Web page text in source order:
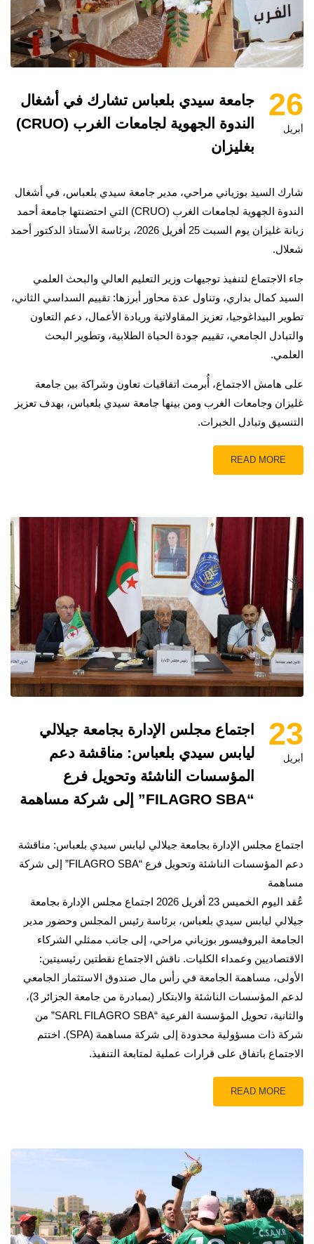
26
أبريل
جامعة سيدي بلعباس تشارك في أشغال
الندوة الجهوية لجامعات الغرب (CRUO)
بغليزان
شارك السيد بوزياني مراحي، مدير جامعة سيدي بلعباس، في أشغال
الندوة الجهوية لجامعات الغرب (CRUO) التي احتضنتها جامعة أحمد
زبانة غليزان يوم السبت 25 أفريل 2026، برئاسة الأستاذ الدكتور أحمد
شعلال.
جاء الاجتماع لتنفيذ توجيهات وزير التعليم العالي والبحث العلمي
السيد كمال بداري، وتناول عدة محاور أبرزها: تقييم السداسي الثاني،
تطوير البيداغوجيا، تعزيز المقاولاتية وريادة الأعمال، دعم التعاون
والتبادل الجامعي، تقييم جودة الحياة الطلابية، وتطوير البحث
العلمي.
على هامش الاجتماع، أُبرمت اتفاقيات تعاون وشراكة بين جامعة
غليزان وجامعات الغرب ومن بينها جامعة سيدي بلعباس، بهدف تعزيز
التنسيق وتبادل الخبرات.
READ MORE
23
أبريل
اجتماع مجلس الإدارة بجامعة جيلالي
ليابس سيدي بلعباس: مناقشة دعم
المؤسسات الناشئة وتحويل فرع
“FILAGRO SBA” إلى شركة مساهمة
اجتماع مجلس الإدارة بجامعة جيلالي ليابس سيدي بلعباس: مناقشة
دعم المؤسسات الناشئة وتحويل فرع “FILAGRO SBA” إلى شركة
مساهمة
عُقد اليوم الخميس 23 أفريل 2026 اجتماع مجلس الإدارة بجامعة
جيلالي ليابس سيدي بلعباس، برئاسة رئيس المجلس وحضور مدير
الجامعة البروفيسور بوزياني مراحي، إلى جانب ممثلي الشركاء
الاقتصاديين وعمداء الكليات. ناقش الاجتماع نقطتين رئيسيتين:
الأولى، مساهمة الجامعة في رأس مال صندوق الاستثمار الجامعي
لدعم المؤسسات الناشئة والابتكار (بمبادرة من جامعة الجزائر 3)،
والثانية، تحويل المؤسسة الفرعية “SARL FILAGRO SBA” من
شركة ذات مسؤولية محدودة إلى شركة مساهمة (SPA). اختتم
الاجتماع باتفاق على قرارات عملية لمتابعة التنفيذ.
READ MORE